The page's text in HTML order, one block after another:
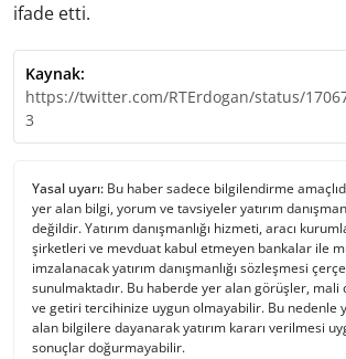
ifade etti.
Kaynak:
https://twitter.com/RTErdogan/status/
3
Yasal uyarı: Bu haber sadece bilgilendirme
yer alan bilgi, yorum ve tavsiyeler yatırım
değildir. Yatırım danışmanlığı hizmeti, aracı
şirketleri ve mevduat kabul etmeyen bankalar ile
imzalanacak yatırım danışmanlığı sözleşmesi
sunulmaktadır. Bu haberde yer alan görüşler,
ve getiri tercihinize uygun olmayabilir. Bu nedenle
alan bilgilere dayanarak yatırım kararı verilmesi
sonuçlar doğurmayabilir.